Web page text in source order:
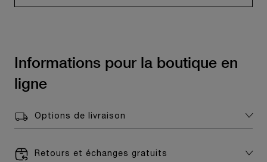
Informations pour la boutique en
ligne
Options de livraison
Retours et échanges gratuits